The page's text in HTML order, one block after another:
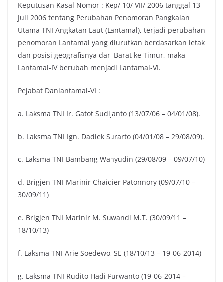
Keputusan Kasal Nomor : Kep/ 10/ VII/ 2006 tanggal 13
Juli 2006 tentang Perubahan Penomoran Pangkalan
Utama TNI Angkatan Laut (Lantamal), terjadi perubahan
penomoran Lantamal yang diurutkan berdasarkan letak
dan posisi geografisnya dari Barat ke Timur, maka
Lantamal-IV berubah menjadi Lantamal-VI.
Pejabat Danlantamal-VI :
a. Laksma TNI Ir. Gatot Sudijanto (13/07/06 – 04/01/08).
b. Laksma TNI Ign. Dadiek Surarto (04/01/08 – 29/08/09).
c. Laksma TNI Bambang Wahyudin (29/08/09 – 09/07/10)
d. Brigjen TNI Marinir Chaidier Patonnory (09/07/10 –
30/09/11)
e. Brigjen TNI Marinir M. Suwandi M.T. (30/09/11 –
18/10/13)
f. Laksma TNI Arie Soedewo, SE (18/10/13 – 19-06-2014)
g. Laksma TNI Rudito Hadi Purwanto (19-06-2014 –